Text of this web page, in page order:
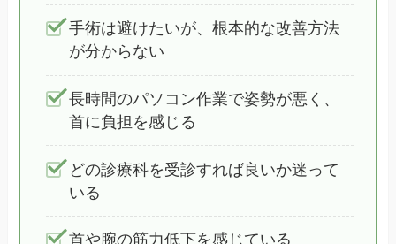
手術は避けたいが、根本的な改善方法
が分からない
長時間のパソコン作業で姿勢が悪く、
首に負担を感じる
どの診療科を受診すれば良いか迷って
いる
首や腕の筋力低下を感じている